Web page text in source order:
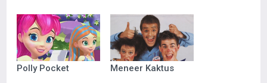
Polly Pocket Meneer Kaktus